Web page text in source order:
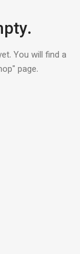
You will find a
page.